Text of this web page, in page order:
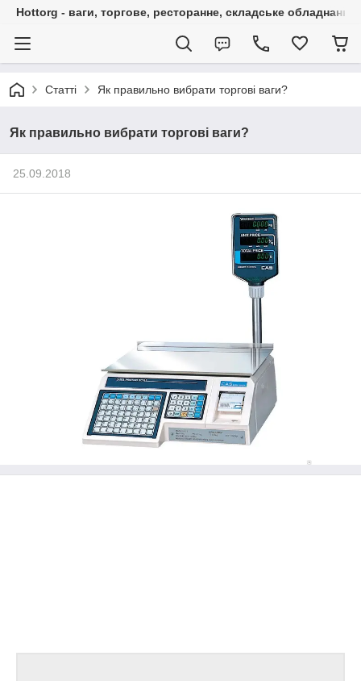
Hottorg - ваги, торгове, ресторанне, складське обладнання
Статті Як правильно вибрати торгові ваги?
Як правильно вибрати торгові ваги?
25.09.2018